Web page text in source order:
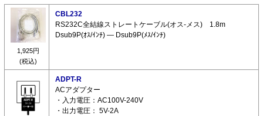
1,925円
(税込)
CBL232
RS232C全結線ストレートケーブル(オス-メス) 1.8m
Dsub9P(ｵｽ/ｲﾝﾁ) ― Dsub9P(ﾒｽ/ｲﾝﾁ)
ADPT-R
ACアダプター
・入力電圧：AC100V-240V
・出力電圧： 5V-2A